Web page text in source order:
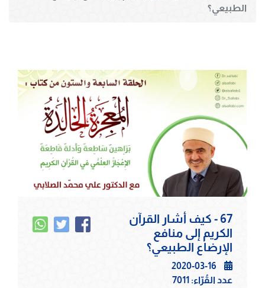
الطبيعي؟
67 - كيف أشار القرآن
الكريم إلى منافع
الإرضاع الطبيعي؟
2020-03-16
عدد القُرّاء: 7011